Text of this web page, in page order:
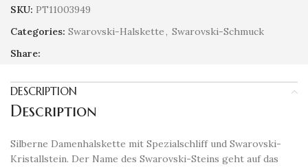
SKU: PT11003949
Categories: Swarovski-Halskette, Swarovski-Schmuck
Share:
DESCRIPTION
Description
Silberne Damenhalskette mit Spezialschliff und Swarovski-
Kristallstein. Der Name des Swarovski-Steins geht auf das